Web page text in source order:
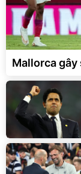
Mallorca gây